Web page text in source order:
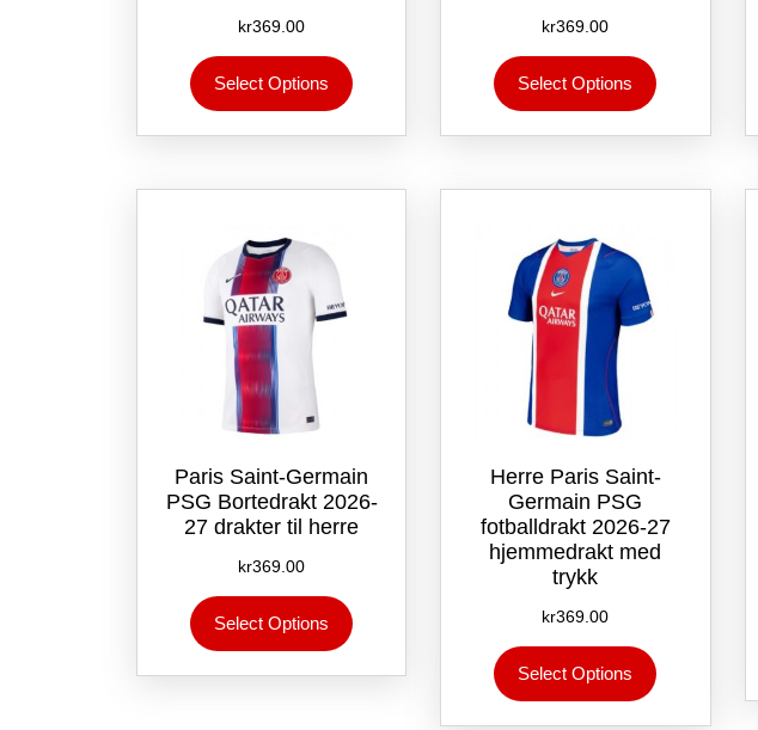
kr369.00
Select Options
produktet
flere
Alternativene
kr369.00
Select Options
produktet
flere
Alternativene
Paris Saint-Germain
PSG Bortedrakt 2026-
27 drakter til herre
kr369.00
Select Options
produktet
flere
Herre Paris Saint-
Germain PSG
fotballdrakt 2026-27
hjemmedrakt med
trykk
kr369.00
Select Options
produktet